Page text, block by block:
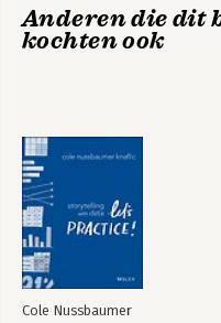
en
Hidden potential
Anderen die dit
kochten ook
Cole Nussbaumer